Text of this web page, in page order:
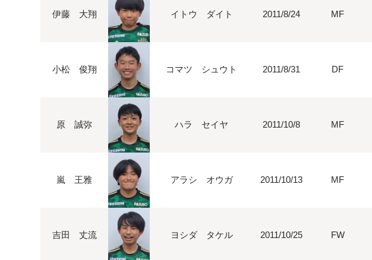
伊藤 大翔 イトウ ダイト 2011/8/24 MF
小松 俊翔 コマツ シュウト 2011/8/31 DF
原 誠弥 ハラ セイヤ 2011/10/8 MF
嵐 王雅 アラシ オウガ 2011/10/13 MF
吉田 丈流 ヨシダ タケル 2011/10/25 FW